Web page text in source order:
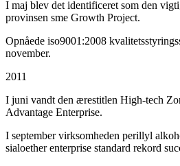
I maj blev det identificeret som den
provinsen sme Growth Project.
Opnåede iso9001:2008
november.
2011
I juni vandt den ærestitlen High-tech
Advantage Enterprise.
I september virksomheden perillyl
sialoether enterprise standard rekord